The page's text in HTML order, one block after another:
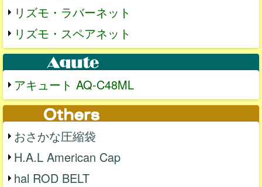
リズモ・ラバーネット
リズモ・スペアネット
アキュート AQ-C48ML
おさかな圧縮袋
H.A.L American Cap
hal ROD BELT